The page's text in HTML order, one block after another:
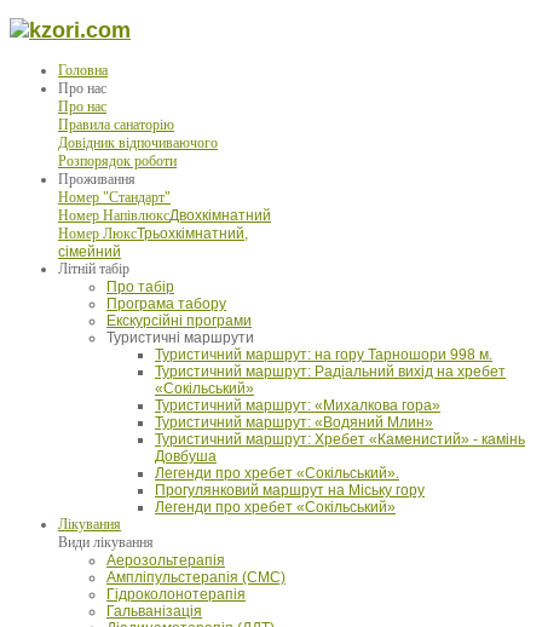
Головна
Про нас
Про нас
Правила санаторію
Довідник відпочиваючого
Розпорядок роботи
Проживання
Номер "Стандарт"
Номер НапівлюксДвохкімнатний
Номер ЛюксТрьохкімнатний,
сімейний
Літній табір
Про табір
Програма табору
Екскурсійні програми
Туристичні маршрути
Туристичний маршрут: на гору Тарношори 998 м.
Туристичний маршрут: Радіальний вихід на хребет
«Сокільський»
Туристичний маршрут: «Михалкова гора»
Туристичний маршрут: «Водяний Млин»
Туристичний маршрут: Хребет «Каменистий» - камінь
Довбуша
Легенди про хребет «Сокільський».
Прогулянковий маршрут на Міську гору
Легенди про хребет «Сокільський»
Лікування
Види лікування
Аерозольтерапія
Ампліпульстерапія (СМС)
Гідроколонотерапія
Гальванізація